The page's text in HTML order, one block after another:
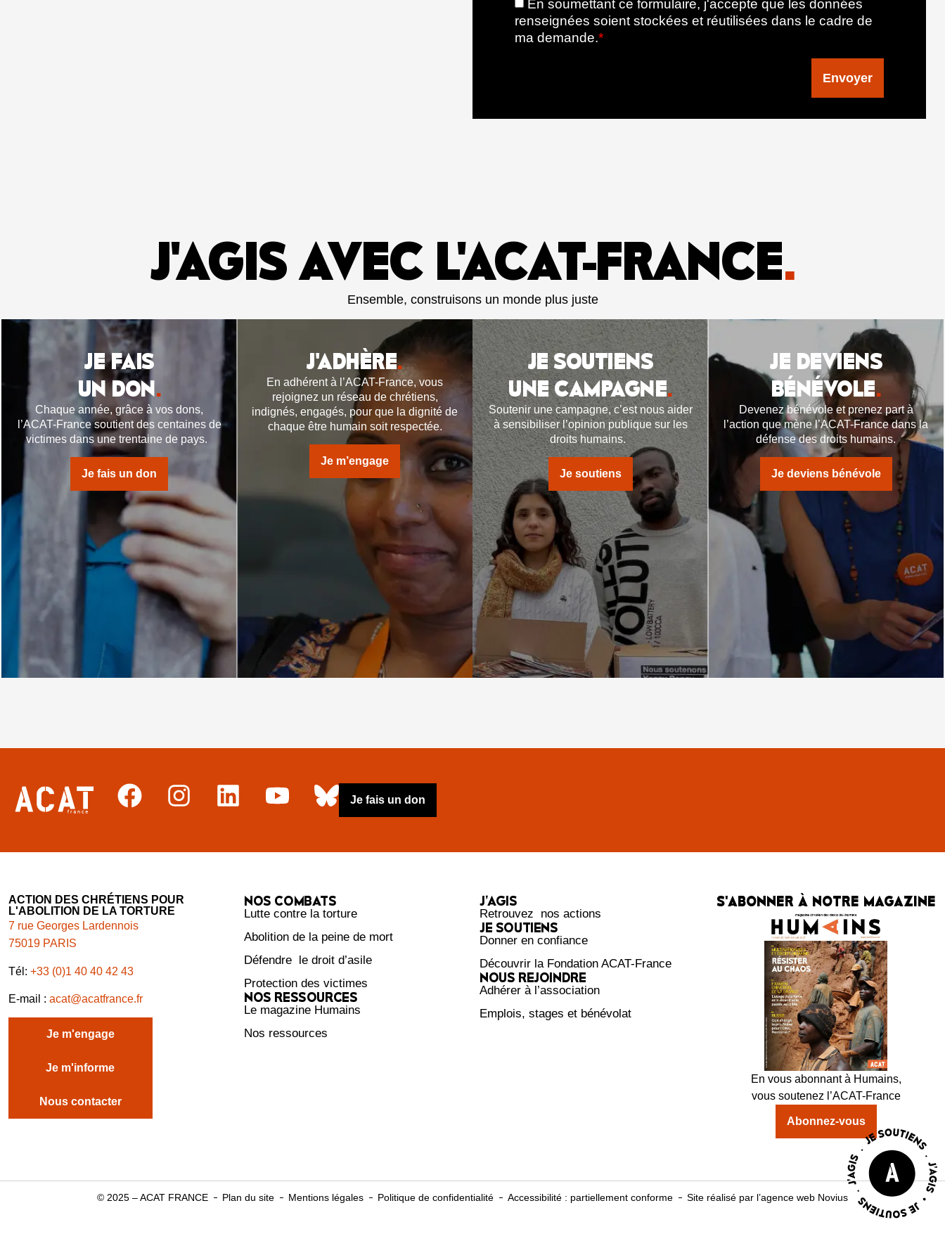
En soumettant ce formulaire, j'accepte que les données
renseignées soient stockées et réutilisées dans le cadre de
ma demande.*
Envoyer
J'AGIS AVEC L'ACAT-FRANCE.
Ensemble, construisons un monde plus juste
JE FAIS
UN DON.
Chaque année, grâce à vos dons,
l’ACAT-France soutient des centaines de
victimes dans une trentaine de pays.
Je fais un don
J'ADHÈRE.
En adhérent à l’ACAT-France, vous
rejoignez un réseau de chrétiens,
indignés, engagés, pour que la dignité de
chaque être humain soit respectée.
Je m’engage
JE SOUTIENS
UNE CAMPAGNE.
Soutenir une campagne, c’est nous aider
à sensibiliser l’opinion publique sur les
droits humains.
Je soutiens
JE DEVIENS
BÉNÉVOLE.
Devenez bénévole et prenez part à
l’action que mène l’ACAT-France dans la
défense des droits humains.
Je deviens bénévole
Je fais un don
ACTION DES CHRÉTIENS POUR
L'ABOLITION DE LA TORTURE
7 rue Georges Lardennois
75019 PARIS
Tél: +33 (0)1 40 40 42 43
E-mail : acat@acatfrance.fr
Je m'engage
Je m'informe
Nous contacter
NOS COMBATS
Lutte contre la torture
Abolition de la peine de mort
Défendre le droit d’asile
Protection des victimes
NOS RESSOURCES
Le magazine Humains
Nos ressources
J’AGIS
Retrouvez nos actions
JE SOUTIENS
Donner en confiance
Découvrir la Fondation ACAT-France
NOUS REJOINDRE
Adhérer à l’association
Emplois, stages et bénévolat
S'ABONNER À NOTRE MAGAZINE
En vous abonnant à Humains,
vous soutenez l’ACAT-France
Abonnez-vous
© 2025 – ACAT FRANCE Plan du site Mentions légales Politique de confidentialité Accessibilité : partiellement conforme Site réalisé par l’agence web Novius